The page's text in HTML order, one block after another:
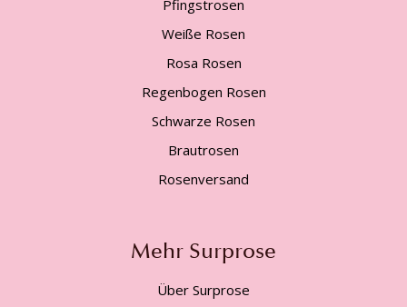
Pfingstrosen
Weiße Rosen
Rosa Rosen
Regenbogen Rosen
Schwarze Rosen
Brautrosen
Rosenversand
Mehr Surprose
Über Surprose